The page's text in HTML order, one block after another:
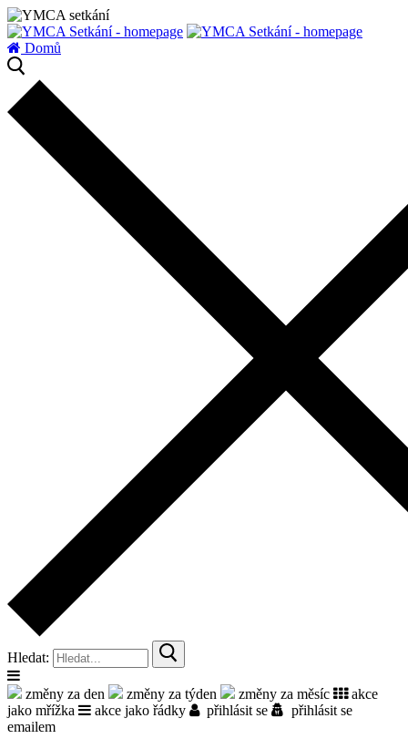
Domů
Hledat:
změny za den změny za týden změny za měsíc
akce
jako mřížka
akce jako řádky přihlásit se
přihlásit se
emailem
zatížení serveru